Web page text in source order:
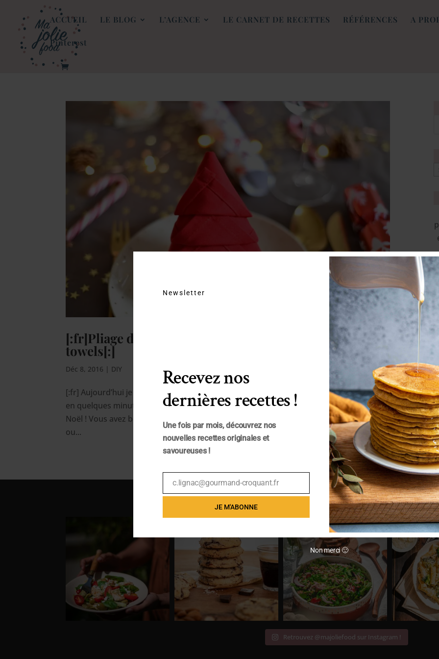
ACCUEIL LE BLOG L’AGENCE LE CARNET DE RECETTES RÉFÉRENCES A
Pinterest
[:fr]Pliage de serviette pour Noël[:en]Folded Christmas
towels[:]
Déc 8, 2016 | DIY
[:fr] Aujourd’hui je vais vous apprendre à plier une serviette en forme de sapin de Noël,
en quelques minutes seulement pour avoir un effet WHAOUH sur votre table, le soir de
Noël ! Vous avez besoin de serviettes carrées de la couleur de votre choix (en papier
ou...
Retrouvez @majoliefood sur Instagram !
Newsletter
Recevez nos
dernières recettes !
Une fois par mois, découvrez nos
nouvelles recettes originales et
savoureuses !
Email
c.lignac@gourmand-croquant.fr
JE M'ABONNE
Non merci 🙂